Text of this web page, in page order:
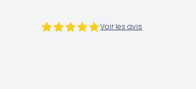
Voir les avis